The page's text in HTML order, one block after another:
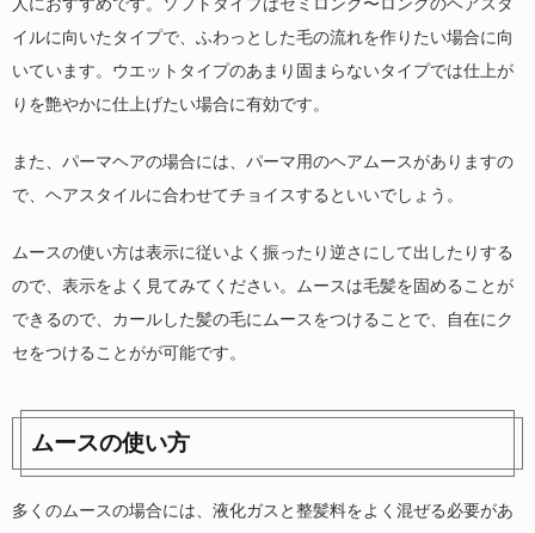
イルに向いたタイプで、ふわっとした毛の流れを作りたい場合に向
いています。ウエットタイプのあまり固まらないタイプでは仕上が
りを艶やかに仕上げたい場合に有効です。
また、パーマヘアの場合には、パーマ用のヘアムースがありますの
で、ヘアスタイルに合わせてチョイスするといいでしょう。
ムースの使い方は表示に従いよく振ったり逆さにして出したりする
ので、表示をよく見てみてください。ムースは毛髪を固めることが
できるので、カールした髪の毛にムースをつけることで、自在にク
セをつけることがが可能です。
ムースの使い方
多くのムースの場合には、液化ガスと整髪料をよく混ぜる必要があ